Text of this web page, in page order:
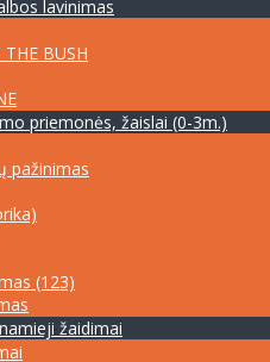
lavinimas
BUSH
priemonės, žaislai (0-3m.)
pažinimas
(123)
žaidimai